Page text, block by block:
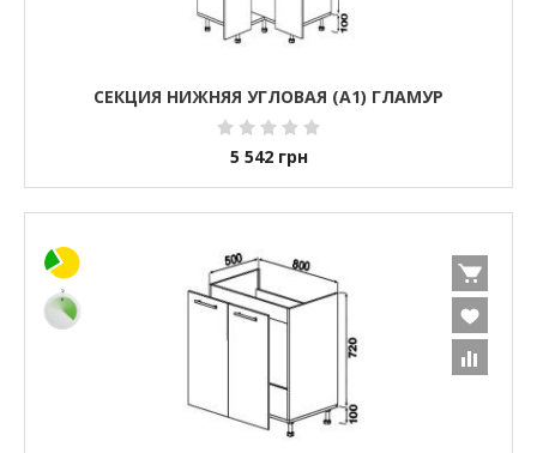
СЕКЦИЯ НИЖНЯЯ УГЛОВАЯ (А1) ГЛАМУР
5 542 грн